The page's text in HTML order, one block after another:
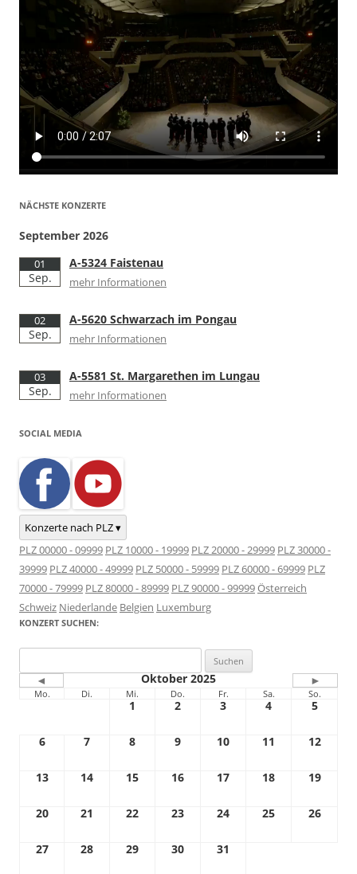
NÄCHSTE KONZERTE
September 2026
01
Sep.
A-5324 Faistenau
mehr Informationen
02
Sep.
A-5620 Schwarzach im Pongau
mehr Informationen
03
Sep.
A-5581 St. Margarethen im Lungau
mehr Informationen
SOCIAL MEDIA
Konzerte nach PLZ ▾
PLZ 00000 - 09999 PLZ 10000 - 19999 PLZ 20000 - 29999 PLZ 30000 -
39999 PLZ 40000 - 49999 PLZ 50000 - 59999 PLZ 60000 - 69999 PLZ
70000 - 79999 PLZ 80000 - 89999 PLZ 90000 - 99999Österreich
Schweiz Niederlande Belgien Luxemburg
KONZERT SUCHEN:
nach:
◄ Oktober 2025 ►
Mo. Di. Mi. Do. Fr. Sa. So.
1 2 3 4 5
6 7 8 9 10 11 12
13 14 15 16 17 18 19
20 21 22 23 24 25 26
27 28 29 30 31